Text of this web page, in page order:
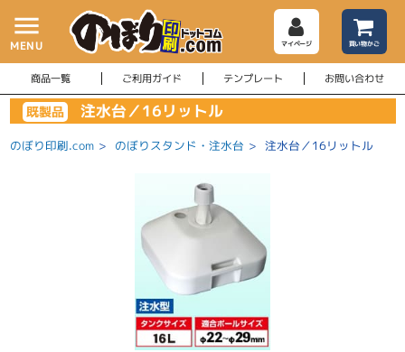
menu
MENU マイページ 買い物かご
商品一覧 ご利用ガイド テンプレート お問い合わせ
既製品 注水台／16リットル
のぼり印刷.com > のぼりスタンド・注水台 > 注水台／16リットル